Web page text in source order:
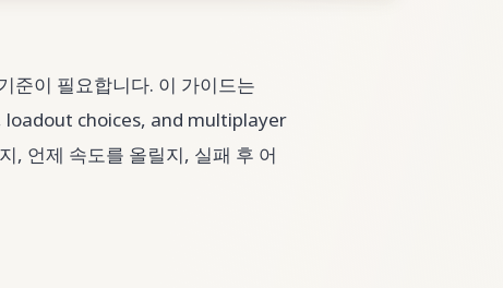
준이 필요합니다. 이 가이드는
loadout choices, and multiplayer
, 언제 속도를 올릴지, 실패 후 어